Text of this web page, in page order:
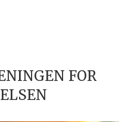
FOR